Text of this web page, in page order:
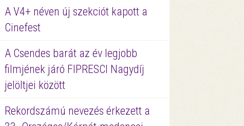
A V4+ néven új szekciót kapott a
Cinefest
A Csendes barát az év legjobb
filmjének járó FIPRESCI Nagydíj
jelöltjei között
Rekordszámú nevezés érkezett a